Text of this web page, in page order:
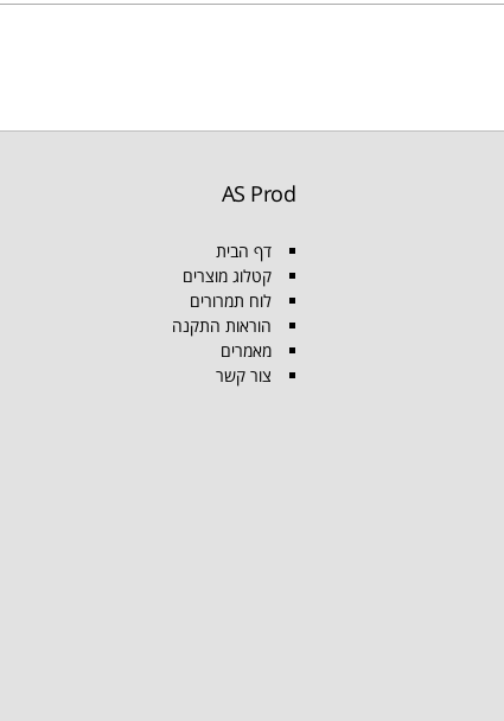
AS Prod
דף הבית
קטלוג מוצרים
לוח תמרורים
הוראות התקנה
מאמרים
צור קשר